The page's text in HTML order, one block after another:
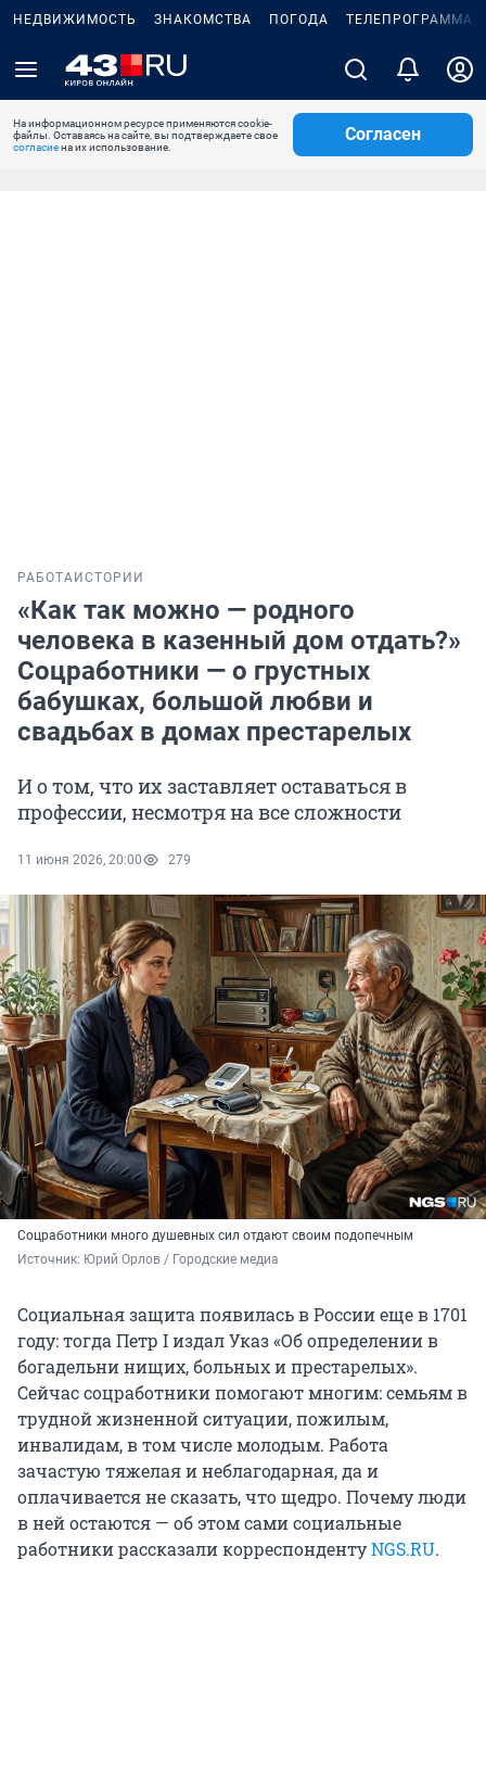
НЕДВИЖИМОСТЬ ЗНАКОМСТВА ПОГОДА ТЕЛЕПРОГРАММА
На информационном ресурсе применяются cookie-
файлы. Оставаясь на сайте, вы подтверждаете свое
согласиена их использование.
Согласен
РАБОТА ИСТОРИИ
«Как так можно — родного
человека в казенный дом отдать?»
Соцработники — о грустных
бабушках, большой любви и
свадьбах в домах престарелых
И о том, что их заставляет оставаться в
профессии, несмотря на все сложности
11 июня 2026, 20:00 279
Соцработники много душевных сил отдают своим подопечным
Источник: Юрий Орлов / Городские медиа
Социальная защита появилась в России еще в 1701
году: тогда Петр I издал Указ «Об определении в
богадельни нищих, больных и престарелых».
Сейчас соцработники помогают многим: семьям в
трудной жизненной ситуации, пожилым,
инвалидам, в том числе молодым. Работа
зачастую тяжелая и неблагодарная, да и
оплачивается не сказать, что щедро. Почему люди
в ней остаются — об этом сами социальные
работники рассказали корреспондентуNGS.RU.